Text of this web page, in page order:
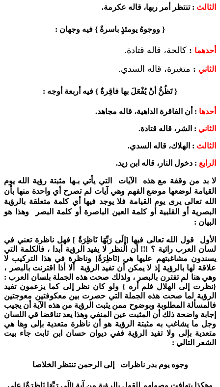
الثالث : تنتظر أمر ربها، قاله عكرمة.
{ ووجوهُ يومئذٍ باسرةٌ } فيه وجهان :
أحدهما : كالحة، قاله قتادة.
الثاني : متغيرة، قاله السدي.
{ تَظُنُّ أنْ يُفْعَلَ بها فاقِرةٌ } فيه أربعة أوجه :
أحدها : أن الفاقرة الداهية، قاله مجاهد.
الثاني : الشر، قاله قتادة.
الثالث : الهلاك، قاله السدي.
الرابع : دخول النار، قاله ابن زيد.
لا بد من وقفة مع هذه الآيات التي يأتي بـها مثبتة رؤية الله يوم
القيامة لوضعها موضع الفهم وهي آيات لم تصرح أي واحدة منها بأن
الله تعالى يرى يوم القيامة فلا يوجد فيها أي كلمة متعلقة بالرؤية
البصرية أو القلبية أو كلمة العين الباصرة أو كلمة البصر وهذا هو
البيان :
الأول قول الله تعالى فيها [إِلَى رَبِّهَا نَاظِرَةٌ ] فهل ناظرة تعني في
لسان العرب رائية ؟ !!! أن النظر لا يفيد الرؤية أبدا ، فالكلمة التي
يسندون مشاغبتهم عليها هي [نَاظِرَةٌ] وناظرة في هذا التركيب لا
علاقة لها بالرؤية إذ لا يمكن أن تفيد الرؤية ألا أذا اقترنت بالبصر ،
وهي هنا لم تفترن بالبصر ، ولذلك صحت هذه الجملة بلسان العرب :
{نظرت إلى الهلال فلم أره } ولو كان نظر إلى كما يزعمون تفيد
الرؤية لما صحت هذه الجملة التي حصرت بين معكوفتين معوجتين
فالمسألة المطلوبة وبوضوح ممن يثبت الرؤية من هذه الآية أن يجيب
إجابة واضحة ذلك أن المثبت عين المنفي وهذا يعد تناقضا قي اللسان
وجل ما يشاغب به مثبتة الرؤية هو أن ناظرة متعدية بإلى وها هي
متعدية بإلى ولا تفيد الرؤية ففي ديوان حسان ابن ثابت جاء بيت
الشعر التالي :
وجوه يوم بدر ناظرات إلى الرحمن تنتظر الخلاصا